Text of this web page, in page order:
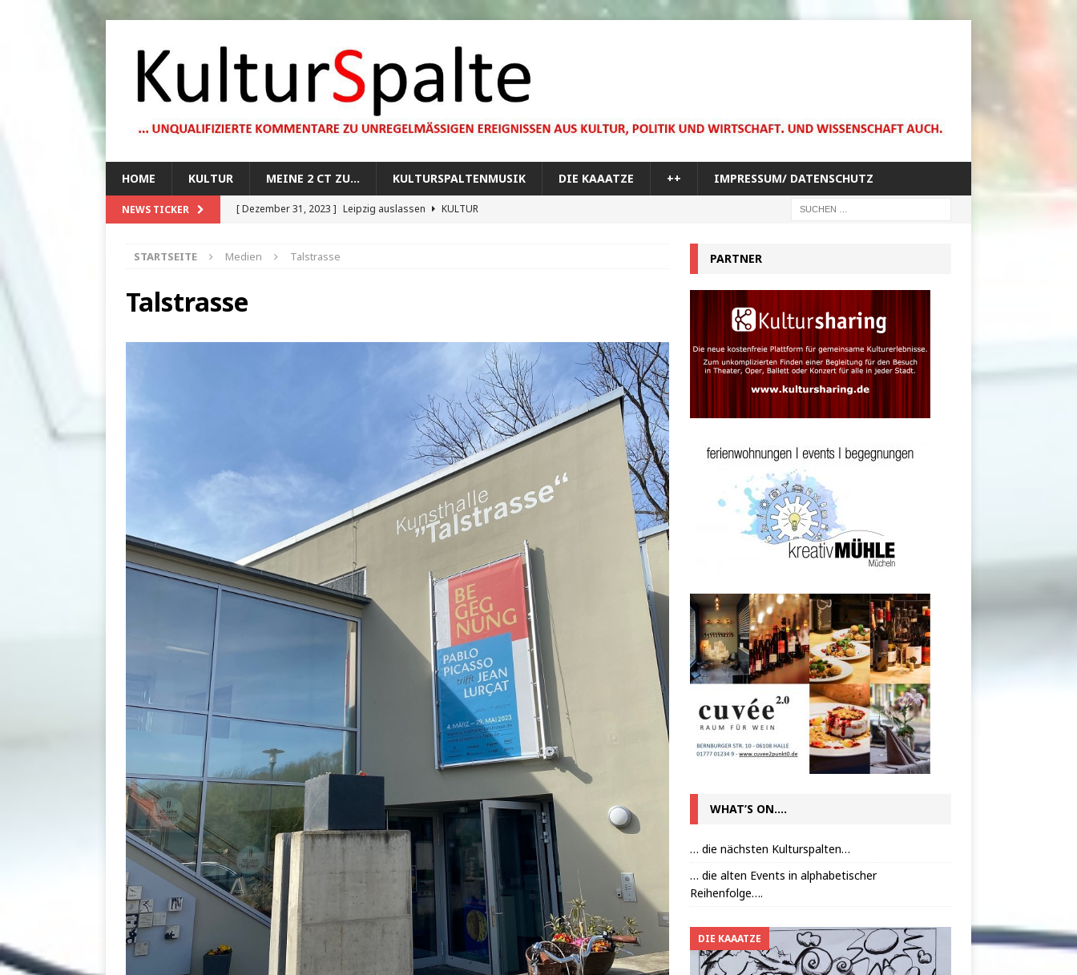
HOME KULTUR MEINE 2 CT ZU… KULTURSPALTENMUSIK DIE KAAATZE ++ IMPRESSUM/ DATENSCHUTZ
NEWS TICKER [ Dezember 31, 2023 ] Leipzig auslassen
KULTUR
[ August 13, 2023 ] Die Mobilisierung der menschlichen Dummheit
STARTSEITE Medien Talstrasse
Talstrasse
PARTNER
WHAT’S ON….
… die nächsten Kulturspalten…
… die alten Events in alphabetischer
Reihenfolge….
DIE KAAATZE